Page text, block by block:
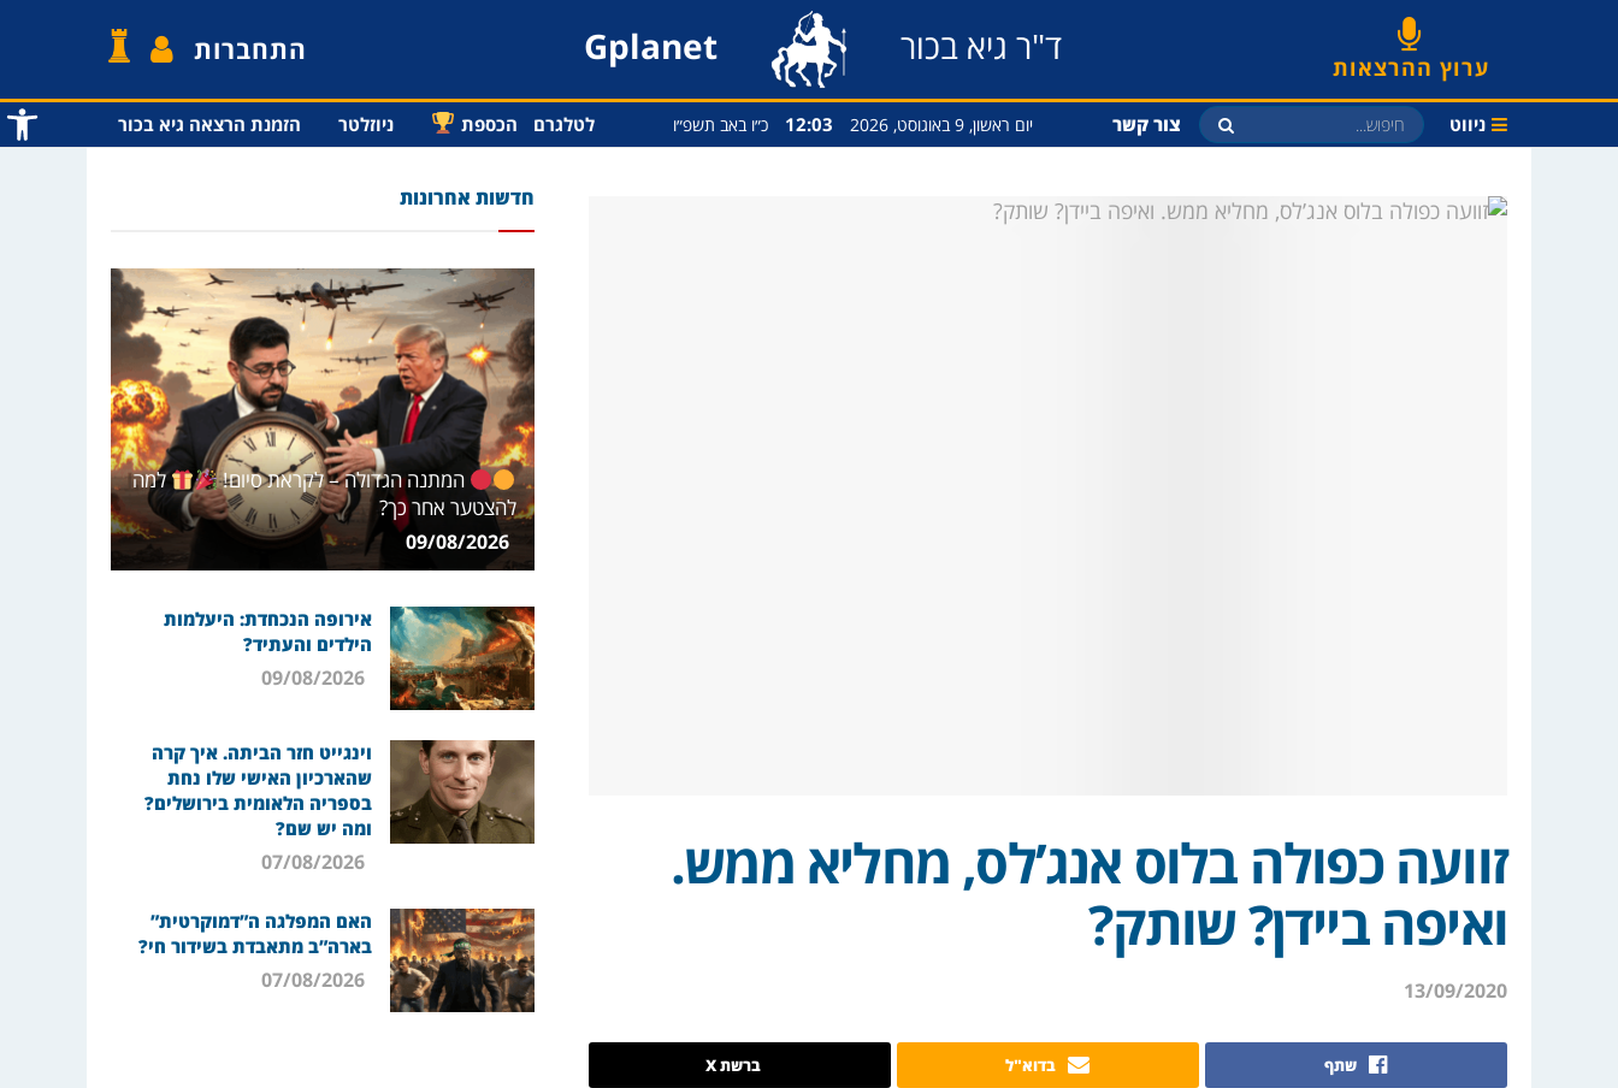
פתח
ערוץ ההרצאות ד"ר גיא בכור Gplanet התחברות
ניווט צור קשר יום ראשון, 9 באוגוסט, 2026 12:03 כ״ו באב תשפ״ו לטלגרם הכספת ניוזלטר הזמנת הרצאה גיא בכור
זוועה כפולה בלוס אנג’לס, מחליא ממש.
ואיפה ביידן? שותק?
13/09/2020
שתף בדוא"ל ברשת X
חדשות אחרונות
המתנה הגדולה – לקראת סיום!
למה
להצטער אחר כך?
09/08/2026
אירופה הנכחדת: היעלמות
הילדים והעתיד?
09/08/2026
וינגייט חזר הביתה. איך קרה
שהארכיון האישי שלו נחת
בספריה הלאומית בירושלים?
ומה יש שם?
07/08/2026
האם המפלגה ה”דמוקרטית”
בארה”ב מתאבדת בשידור חי?
07/08/2026